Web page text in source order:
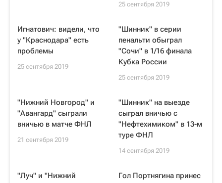
25 сентября 2019
Игнатович: видели, что
у "Краснодара" есть
проблемы
25 сентября 2019
"Шинник" в серии
пенальти обыграл
"Сочи" в 1/16 финала
Кубка России
25 сентября 2019
"Нижний Новгород" и
"Авангард" сыграли
вничью в матче ФНЛ
21 сентября 2019
"Шинник" на выезде
сыграл вничью с
"Нефтехимиком" в 13-м
туре ФНЛ
14 сентября 2019
"Луч" и "Нижний
Гол Портнягина принес